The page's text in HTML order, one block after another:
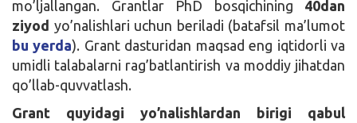
mo’ljallangan. Grantlar PhD bosqichining 40dan
ziyod yo’nalishlari uchun beriladi (batafsil ma’lumot
bu yerda). Grant dasturidan maqsad eng iqtidorli va
umidli talabalarni rag’batlantirish va moddiy jihatdan
qo’llab-quvvatlash.
Grant quyidagi yo’nalishlardan birigi qabul